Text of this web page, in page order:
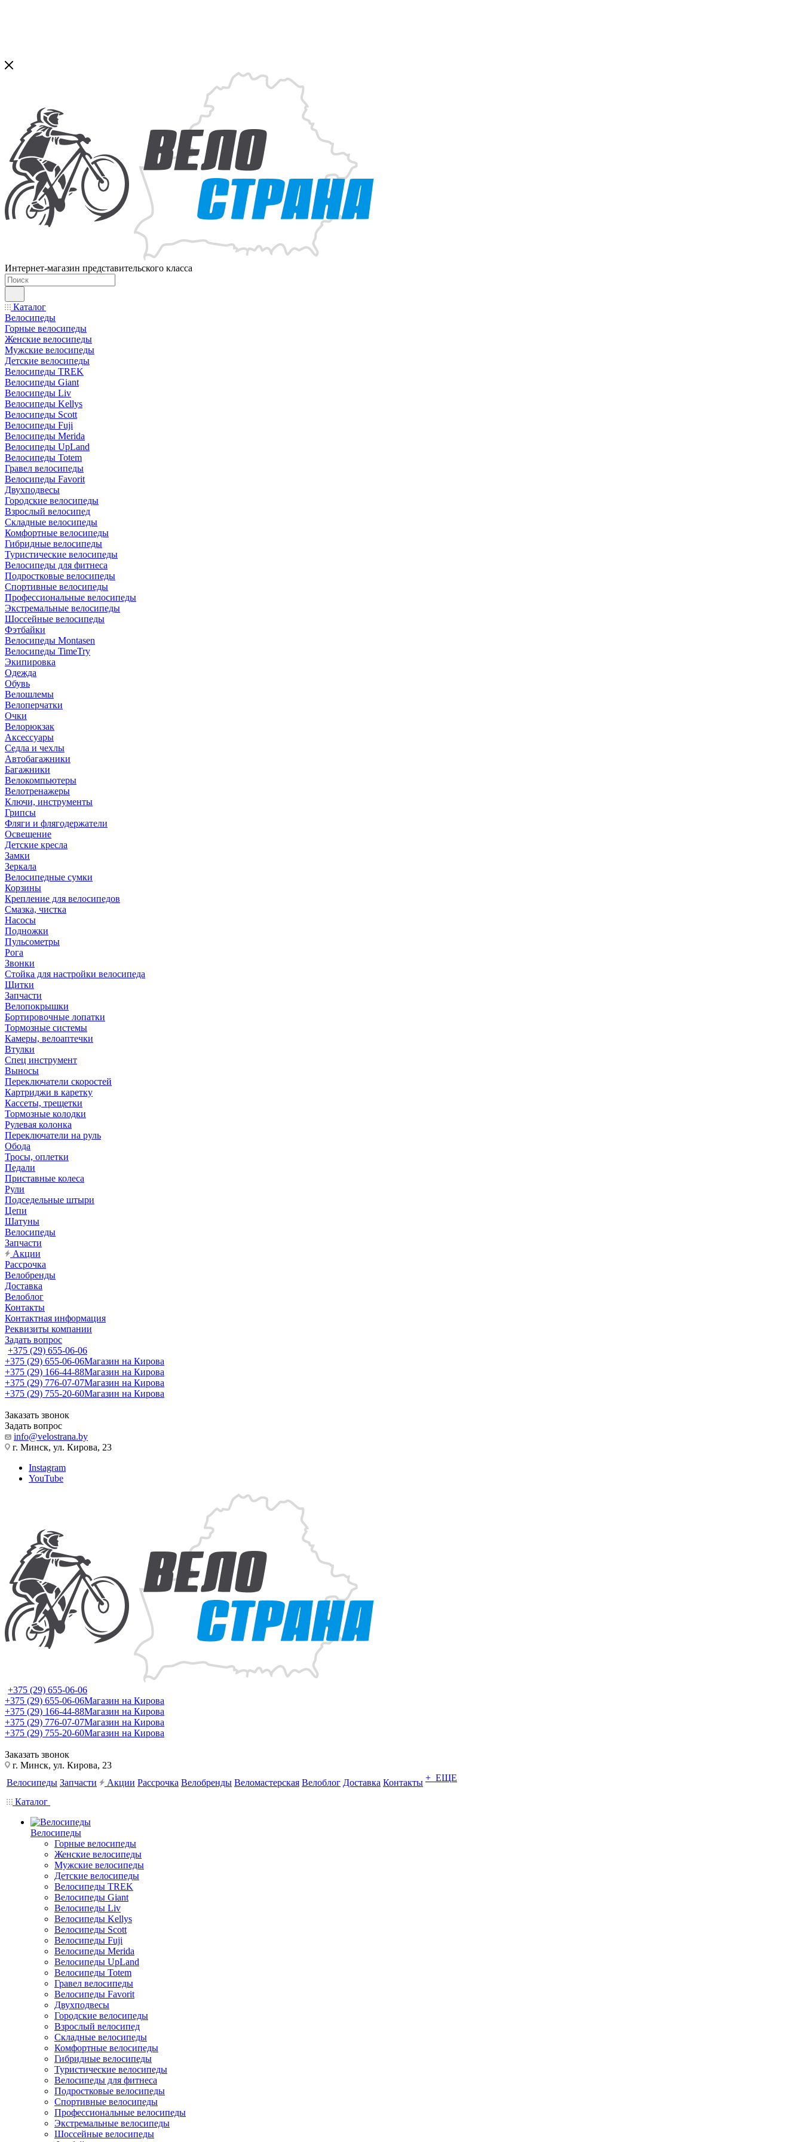
Интернет-магазин представительского класса
Каталог
Велосипеды
Горные велосипеды
Женские велосипеды
Мужские велосипеды
Детские велосипеды
Велосипеды TREK
Велосипеды Giant
Велосипеды Liv
Велосипеды Kellys
Велосипеды Scott
Велосипеды Fuji
Велосипеды Merida
Велосипеды UpLand
Велосипеды Totem
Гравел велосипеды
Велосипеды Favorit
Двухподвесы
Городские велосипеды
Взрослый велосипед
Складные велосипеды
Комфортные велосипеды
Гибридные велосипеды
Туристические велосипеды
Велосипеды для фитнеса
Подростковые велосипеды
Спортивные велосипеды
Профессиональные велосипеды
Экстремальные велосипеды
Шоссейные велосипеды
Фэтбайки
Велосипеды Montasen
Велосипеды TimeTry
Экипировка
Одежда
Обувь
Велошлемы
Велоперчатки
Очки
Велорюкзак
Аксессуары
Седла и чехлы
Автобагажники
Багажники
Велокомпьютеры
Велотренажеры
Ключи, инструменты
Грипсы
Фляги и флягодержатели
Освещение
Детские кресла
Замки
Зеркала
Велосипедные сумки
Корзины
Крепление для велосипедов
Смазка, чистка
Насосы
Подножки
Пульсометры
Рога
Звонки
Стойка для настройки велосипеда
Щитки
Запчасти
Велопокрышки
Бортировочные лопатки
Тормозные системы
Камеры, велоаптечки
Втулки
Спец инструмент
Выносы
Переключатели скоростей
Картриджи в каретку
Кассеты, трещетки
Тормозные колодки
Рулевая колонка
Переключатели на руль
Обода
Тросы, оплетки
Педали
Приставные колеса
Рули
Подседельные штыри
Цепи
Шатуны
Велосипеды
Запчасти
Акции
Рассрочка
Велобренды
Доставка
Велоблог
Контакты
Контактная информация
Реквизиты компании
Задать вопрос
+375 (29) 655-06-06
+375 (29) 655-06-06Магазин на Кирова
+375 (29) 166-44-88Магазин на Кирова
+375 (29) 776-07-07Магазин на Кирова
+375 (29) 755-20-60Магазин на Кирова
Заказать звонок
Задать вопрос
info@velostrana.by
г. Минск, ул. Кирова, 23
Instagram
YouTube
+375 (29) 655-06-06
+375 (29) 655-06-06Магазин на Кирова
+375 (29) 166-44-88Магазин на Кирова
+375 (29) 776-07-07Магазин на Кирова
+375 (29) 755-20-60Магазин на Кирова
Заказать звонок
г. Минск, ул. Кирова, 23
Велосипеды Запчасти Акции Рассрочка Велобренды Веломастерская Велоблог Доставка Контакты + ЕЩЕ
Каталог
Велосипеды
Горные велосипеды
Женские велосипеды
Мужские велосипеды
Детские велосипеды
Велосипеды TREK
Велосипеды Giant
Велосипеды Liv
Велосипеды Kellys
Велосипеды Scott
Велосипеды Fuji
Велосипеды Merida
Велосипеды UpLand
Велосипеды Totem
Гравел велосипеды
Велосипеды Favorit
Двухподвесы
Городские велосипеды
Взрослый велосипед
Складные велосипеды
Комфортные велосипеды
Гибридные велосипеды
Туристические велосипеды
Велосипеды для фитнеса
Подростковые велосипеды
Спортивные велосипеды
Профессиональные велосипеды
Экстремальные велосипеды
Шоссейные велосипеды